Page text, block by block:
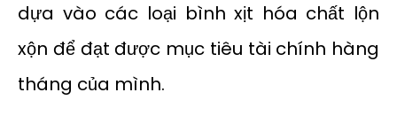
dựa vào các loại bình xịt hóa chất lộn
xộn để đạt được mục tiêu tài chính hàng
tháng của mình.